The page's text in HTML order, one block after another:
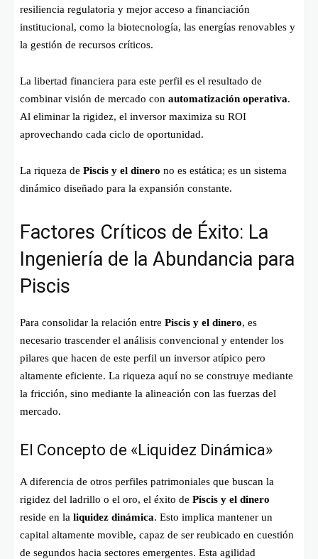
resiliencia regulatoria y mejor acceso a financiación
institucional, como la biotecnología, las energías renovables y
la gestión de recursos críticos.
La libertad financiera para este perfil es el resultado de
combinar visión de mercado con automatización operativa.
Al eliminar la rigidez, el inversor maximiza su ROI
aprovechando cada ciclo de oportunidad.
La riqueza de Piscis y el dinero no es estática; es un sistema
dinámico diseñado para la expansión constante.
Factores Críticos de Éxito: La
Ingeniería de la Abundancia para
Piscis
Para consolidar la relación entre Piscis y el dinero, es
necesario trascender el análisis convencional y entender los
pilares que hacen de este perfil un inversor atípico pero
altamente eficiente. La riqueza aquí no se construye mediante
la fricción, sino mediante la alineación con las fuerzas del
mercado.
El Concepto de «Liquidez Dinámica»
A diferencia de otros perfiles patrimoniales que buscan la
rigidez del ladrillo o el oro, el éxito de Piscis y el dinero
reside en la liquidez dinámica. Esto implica mantener un
capital altamente movible, capaz de ser reubicado en cuestión
de segundos hacia sectores emergentes. Esta agilidad